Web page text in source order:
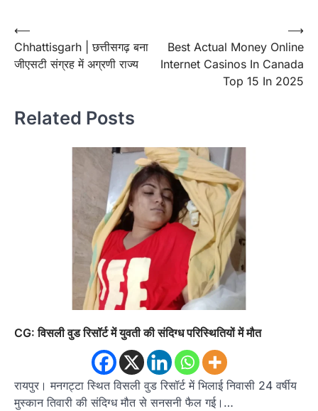
Post
navigation
⟵
Chhattisgarh | छत्तीसगढ़ बना
जीएसटी संग्रह में अग्रणी राज्य
Best Actual Money Online
Internet Casinos In Canada
Top 15 In 2025
⟶
Related Posts
CG: विसली वुड रिसॉर्ट में युवती की संदिग्ध परिस्थितियों में मौत
रायपुर। मनगट्टा स्थित विसली वुड रिसॉर्ट में भिलाई निवासी 24 वर्षीय
मुस्कान तिवारी की संदिग्ध मौत से सनसनी फैल गई।…